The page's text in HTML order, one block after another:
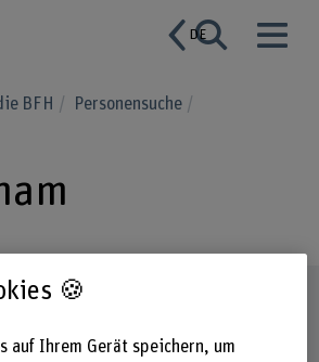
DE
BFH Personensuche
🍪
auf Ihrem Gerät speichern, um